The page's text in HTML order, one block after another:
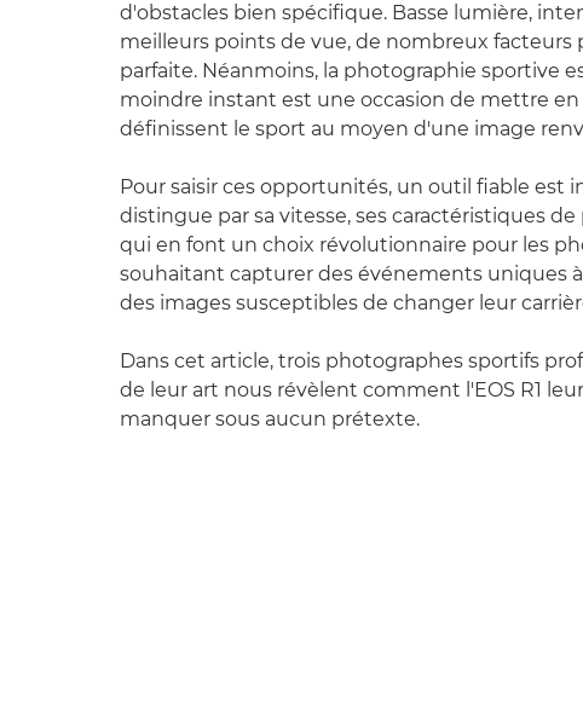
d'obstacles bien spécifique. Basse lumière,
meilleurs points de vue, de nombreux facteurs
parfaite. Néanmoins, la photographie sportive
moindre instant est une occasion de mettre
définissent le sport au moyen d'une image
Pour saisir ces opportunités, un outil fiable est
distingue par sa vitesse, ses caractéristiques
qui en font un choix révolutionnaire pour les
souhaitant capturer des événements uniques
des images susceptibles de changer leur
Dans cet article, trois photographes sportifs
de leur art nous révèlent comment l'EOS R1
manquer sous aucun prétexte.